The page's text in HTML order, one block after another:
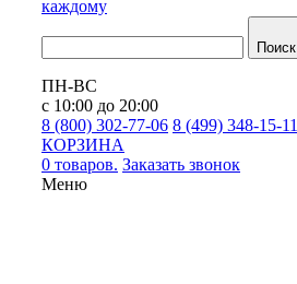
каждому
Поиск
ПН-ВС
с 10:00 до 20:00
8 (800) 302-77-06 8 (499) 348-15-11
КОРЗИНА
0 товаров. Заказать звонок
Меню